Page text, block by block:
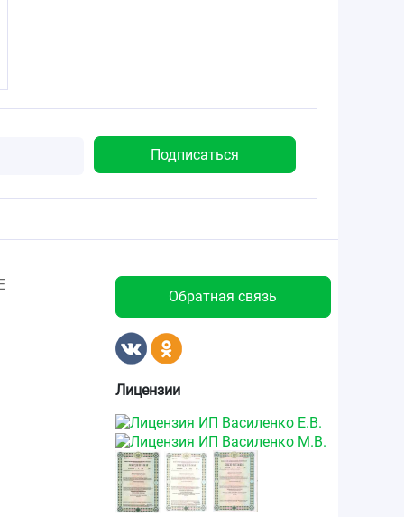
Обратная связь
Лицензии